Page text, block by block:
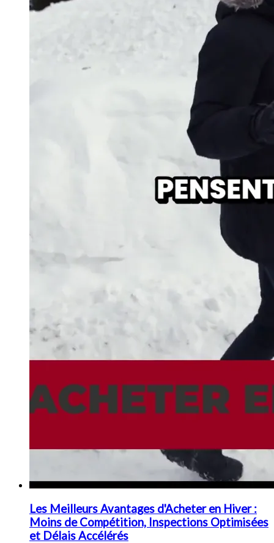
Les Meilleurs Avantages d'Acheter en Hiver :
Moins de Compétition, Inspections Optimisées
et Délais Accélérés